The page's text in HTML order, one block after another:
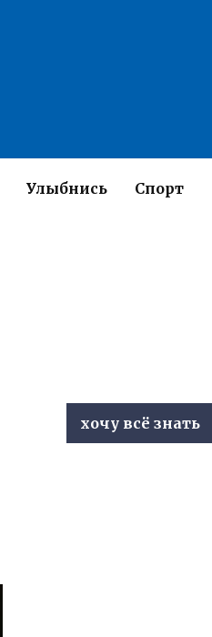
Улыбнись Спорт
хочу всё знать